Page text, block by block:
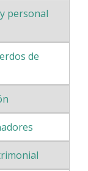
personal
de